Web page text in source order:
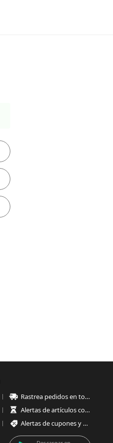
Rastrea pedidos en todo momento
Alertas de artículos con poco stock
Alertas de cupones y ofertas